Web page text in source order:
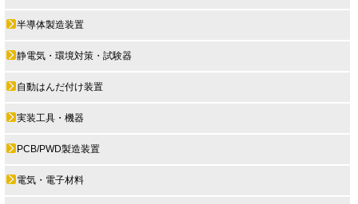
半導体製造装置
静電気・環境対策・試験器
自動はんだ付け装置
実装工具・機器
PCB/PWD製造装置
電気・電子材料